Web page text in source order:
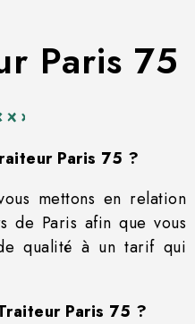
Paris 75
Paris 75 ?
mettons en relation
de Paris afin que vous
qualité à un tarif qui
Paris 75 ?